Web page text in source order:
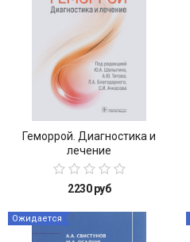
Геморрой. Диагностика и
лечение
2230 руб
Ожидается